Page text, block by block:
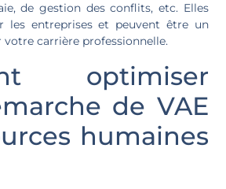
de gestion des conflits, etc. Elles
les entreprises et peuvent être un
carrière professionnelle.
optimiser
de VAE
humaines